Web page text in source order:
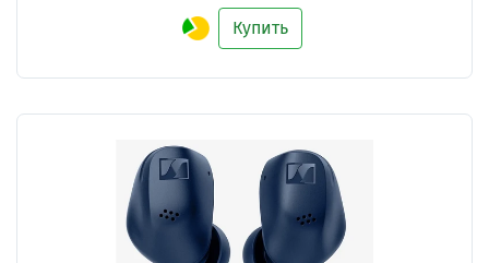
Купить